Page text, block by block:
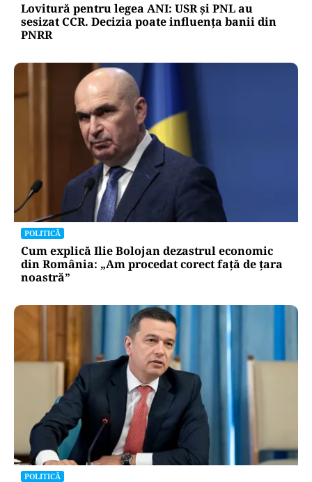
Lovitură pentru legea ANI: USR și PNL au
sesizat CCR. Decizia poate influența banii din
PNRR
POLITICĂ
Cum explică Ilie Bolojan dezastrul economic
din România: „Am procedat corect față de țara
noastră”
POLITICĂ